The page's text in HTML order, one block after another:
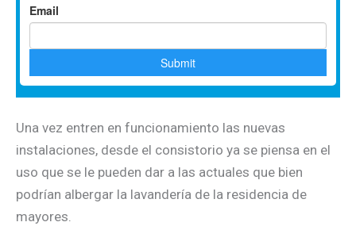
Una vez entren en funcionamiento las nuevas
instalaciones, desde el consistorio ya se piensa en el
uso que se le pueden dar a las actuales que bien
podrían albergar la lavandería de la residencia de
mayores.